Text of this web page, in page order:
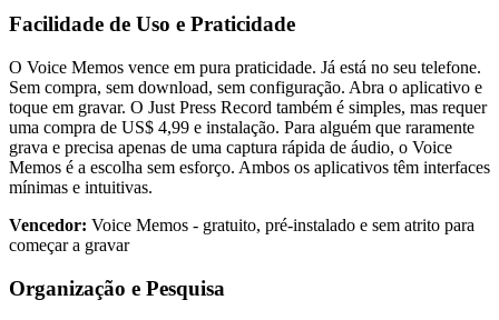
Facilidade de Uso e Praticidade
O Voice Memos vence em pura praticidade. Já está no seu telefone.
Sem compra, sem download, sem configuração. Abra o aplicativo e
toque em gravar. O Just Press Record também é simples, mas requer
uma compra de US$ 4,99 e instalação. Para alguém que raramente
grava e precisa apenas de uma captura rápida de áudio, o Voice
Memos é a escolha sem esforço. Ambos os aplicativos têm interfaces
mínimas e intuitivas.
Vencedor: Voice Memos - gratuito, pré-instalado e sem atrito para
começar a gravar
Organização e Pesquisa